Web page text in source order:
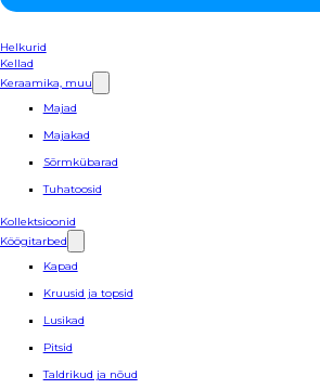
Helkurid
Kellad
Keraamika, muu
Majad
Majakad
Sõrmkübarad
Tuhatoosid
Kollektsioonid
Köögitarbed
Kapad
Kruusid ja topsid
Lusikad
Pitsid
Taldrikud ja nõud